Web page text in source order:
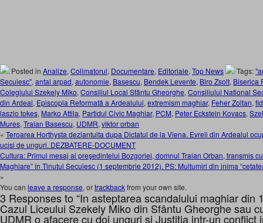
Posted in Analize, Colimatorul, Documentare, Editoriale, Top News Tags:
Secuiesc", antal arpad, autonomie, Basescu, Bendek Levente, Biro Zsolt, Biserica
Colegiului Szekely Miko, Consiliul Local Sfântu Gheorghe, Consiliului National
din Ardeal, Episcopia Reformată a Ardealului, extremism maghiar, Feher Zoltan,
laszlo tokes, Marko Attila, Partidul Civic Maghiar, PCM, Peter Eckstein Kovacs,
Mures, Traian Basescu, UDMR, viktor orban
« Teroarea Horthysta dezlantuita dupa Dictatul de la Viena. Evreii din Ardealul
ucisi de unguri. DEZBATERE-DOCUMENT
Cultura: Primul mesaj al preşedintelui Bozgoriei, domnul Traian Orban, transmis
Maghiare” în Tinutul Secuiesc (1 septembrie 2012). PS: Multumiri din inima
»
You can leave a response, ortrackbackfrom your own site.
3 Responses to “In asteptarea scandalului maghiar din
Cazul Liceului Szekely Miko din Sfântu Gheorghe sau
UDMR o afacere cu doi unguri si Justitia intr-un conflict